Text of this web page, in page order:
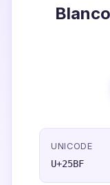
UNICODE
U+25BF